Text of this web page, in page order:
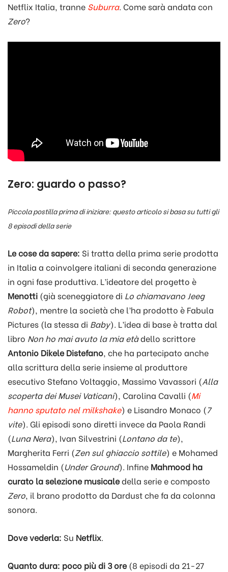
Netflix Italia, tranne Suburra. Come sarà andata con
Zero?
Zero: guardo o passo?
Piccola postilla prima di iniziare: questo articolo si basa su tutti gli
8 episodi della serie
Le cose da sapere: Si tratta della prima serie prodotta
in Italia a coinvolgere italiani di seconda generazione
in ogni fase produttiva. L’ideatore del progetto è
Menotti (già sceneggiatore di Lo chiamavano Jeeg
Robot), mentre la società che l’ha prodotto è Fabula
Pictures (la stessa di Baby). L’idea di base è tratta dal
libro Non ho mai avuto la mia etàdello scrittore
Antonio Dikele Distefano, che ha partecipato anche
alla scrittura della serie insieme al produttore
esecutivo Stefano Voltaggio, Massimo Vavassori (Alla
scoperta dei Musei Vaticani), Carolina Cavalli (Mi
hanno sputato nel milkshake) e Lisandro Monaco (7
vite). Gli episodi sono diretti invece da Paola Randi
(Luna Nera), Ivan Silvestrini (Lontano da te),
Margherita Ferri (Zen sul ghiaccio sottile) e Mohamed
Hossameldin (Under Ground). Infine Mahmood ha
curato la selezione musicaledella serie e composto
Zero, il brano prodotto da Dardust che fa da colonna
sonora.
Dove vederla: Su Netflix.
Quanto dura: poco più di 3 ore(8 episodi da 21-27